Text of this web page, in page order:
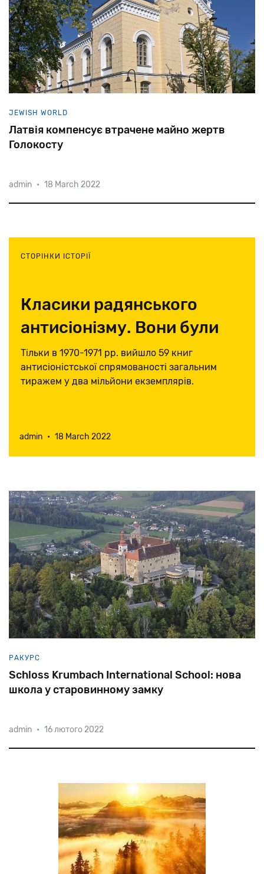
JEWISH WORLD
Латвія компенсує втрачене майно жертв
Голокосту
64 голосами проти 21
за «Закон про добровільну компенсацію латвійській
admin • 18 March 2022
СТОРІНКИ ІСТОРІЇ
Класики радянського
антисіонізму. Вони були
першими
Тільки в 1970-1971 рр. вийшло 59 книг
антисіоністської спрямованості загальним
тиражем у два мільйони екземплярів.
admin • 18 March 2022
РАКУРС
Schloss Krumbach International School: нова
школа у старовинному замку
У світі зростає затребуваність міжнародної освіти.
Наявність престижного атестату та вільне володіння
справжнього Гоґвортсу – першої та єд
admin • 16 лютого 2022